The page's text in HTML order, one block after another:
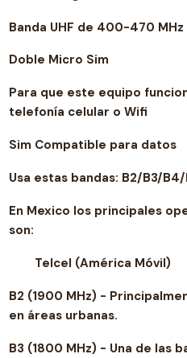
Banda UHF de 400-470 MHz
Doble Micro Sim
Para que este equipo
telefonía celular o Wifi
Sim Compatible para datos
Usa estas bandas: B2/B3/
En Mexico los principales
son:
Telcel (América Móvil)
B2 (1900 MHz) -
en áreas urbanas.
B3 (1800 MHz) - Una de las